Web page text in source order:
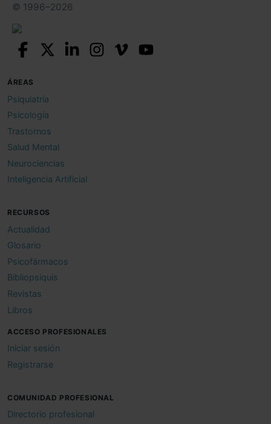
© 1996–2026
ÁREAS
Psiquiatría
Psicología
Trastornos
Salud Mental
Neurociencias
Inteligencia Artificial
RECURSOS
Actualidad
Glosario
Psicofármacos
Bibliopsiquis
Revistas
Libros
ACCESO PROFESIONALES
Iniciar sesión
Registrarse
COMUNIDAD PROFESIONAL
Directorio profesional